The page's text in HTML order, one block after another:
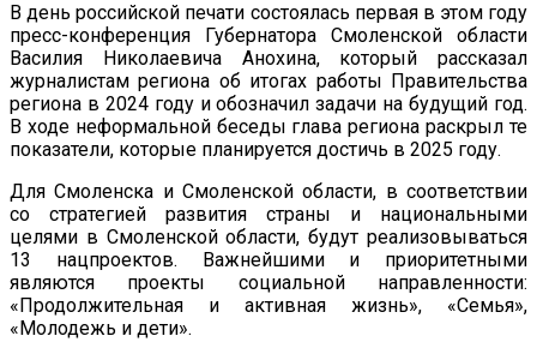
В день российской печати состоялась первая в этом году
пресс-конференция Губернатора Смоленской области
Василия Николаевича Анохина, который рассказал
журналистам региона об итогах работы Правительства
региона в 2024 году и обозначил задачи на будущий год.
В ходе неформальной беседы глава региона раскрыл те
показатели, которые планируется достичь в 2025 году.
Для Смоленска и Смоленской области, в соответствии
со стратегией развития страны и национальными
целями в Смоленской области, будут реализовываться
13 нацпроектов. Важнейшими и приоритетными
являются проекты социальной направленности:
«Продолжительная и активная жизнь», «Семья»,
«Молодежь и дети».